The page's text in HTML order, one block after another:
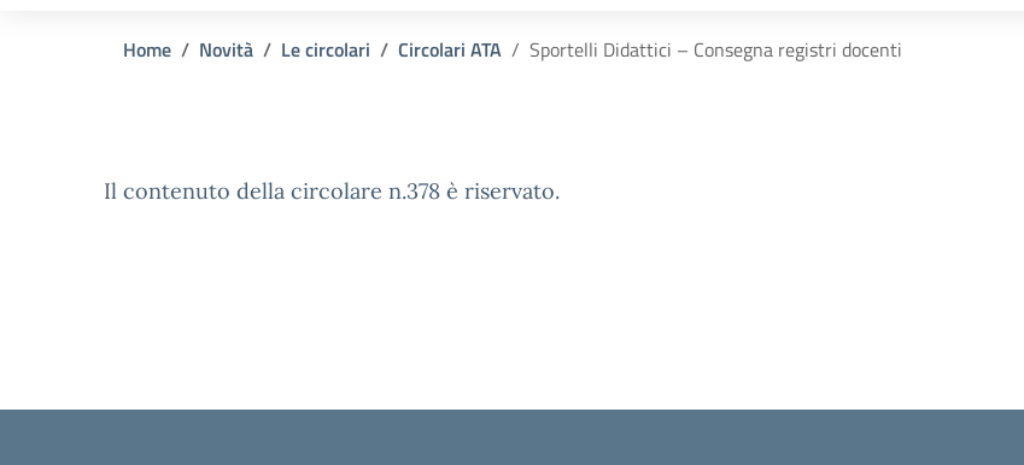
Home Novità Le circolari Circolari ATA Sportelli Didattici – Consegna registri docenti
Il contenuto della circolare n.378 è riservato.